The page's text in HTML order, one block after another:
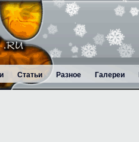
Статьи Разное Галереи